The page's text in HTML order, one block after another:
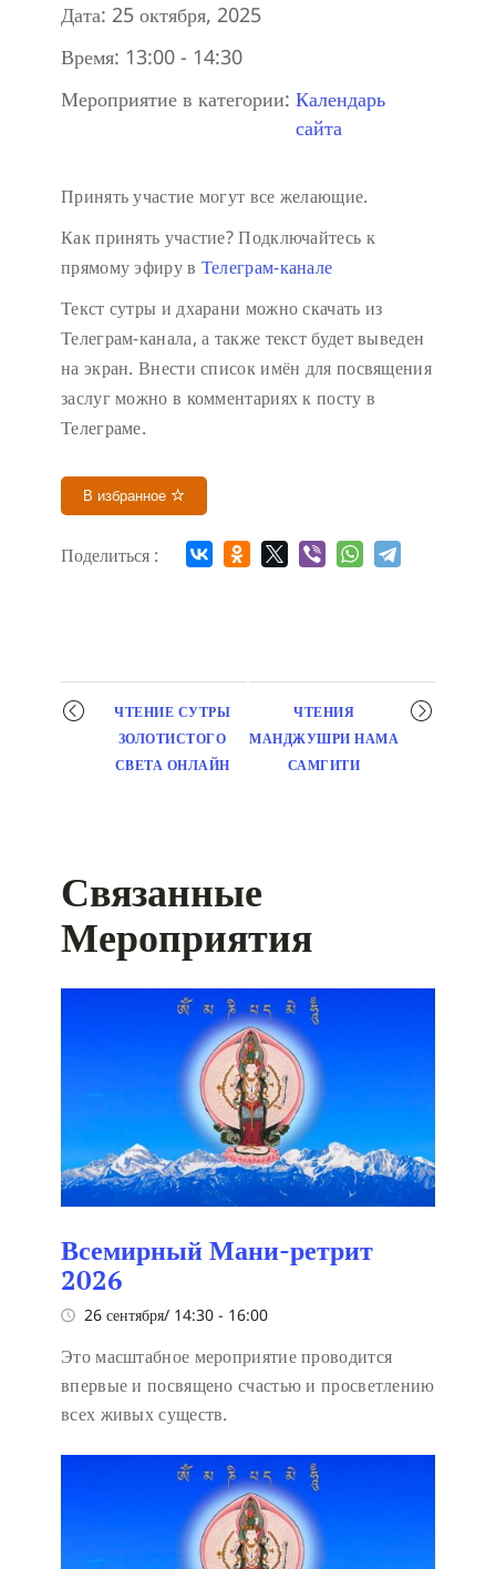
Дата: 25 октября, 2025
Время: 13:00 - 14:30
Мероприятие в категории: Календарь
сайта
Принять участие могут все желающие.
Как принять участие?Подключайтесь к
прямому эфиру в Телеграм-канале
Текст сутры и дхарани можно скачать из
Телеграм-канала, а также текст будет выведен
на экран. Внести список имён для посвящения
заслуг можно в комментариях к посту в
Телеграме.
В избранное
Поделиться :
Мероприятие
навигация
ЧТЕНИЕ СУТРЫ
ЗОЛОТИСТОГО
СВЕТА ОНЛАЙН
ЧТЕНИЯ
МАНДЖУШРИ НАМА
САМГИТИ
Связанные
Мероприятия
Всемирный Мани-ретрит
2026
26 сентября/ 14:30 - 16:00
Это масштабное мероприятие проводится
впервые и посвящено счастью и просветлению
всех живых существ.